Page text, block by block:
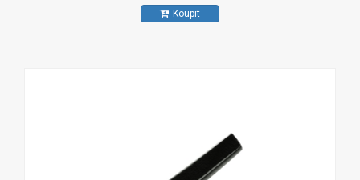
Koupit